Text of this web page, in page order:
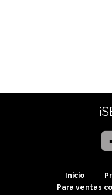
Inicio
Para ventas